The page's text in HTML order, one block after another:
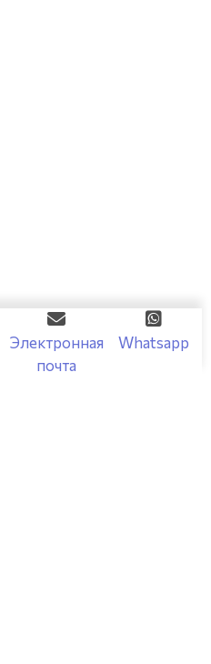
Электронная
почта
Whatsapp